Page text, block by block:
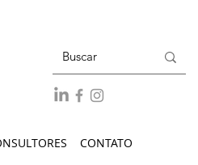
CONTATO